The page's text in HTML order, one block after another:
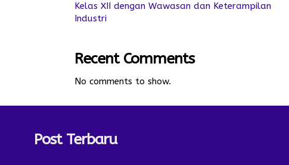
Kelas XII dengan Wawasan dan Keterampilan
Industri
Recent Comments
No comments to show.
Post Terbaru